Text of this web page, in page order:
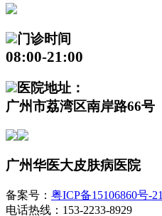
门诊时间
08:00-21:00
医院地址：
广州市荔湾区南岸路66号
广州华医大皮肤病医院
备案号： 粤ICP备15106860号-21
电话热线：153-2233-8929